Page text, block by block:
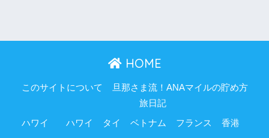
HOME
このサイトについて 旦那さま流！ANAマイルの貯め方
ハワイ
旅日記
ハワイ タイ ベトナム フランス 香港